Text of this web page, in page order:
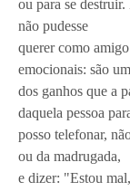
ou para se
não pudesse
querer como
emocionais: são um
dos ganhos que a
daquela pessoa
posso telefonar,
ou da madrugada,
e dizer: "Estou